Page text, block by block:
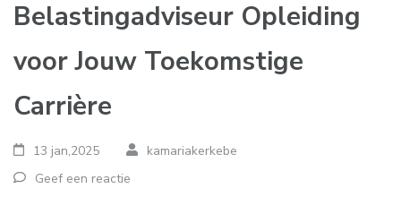
Belastingadviseur Opleiding
voor Jouw Toekomstige
Carrière
13 jan,2025
kamariakerkebe
Geef een reactie